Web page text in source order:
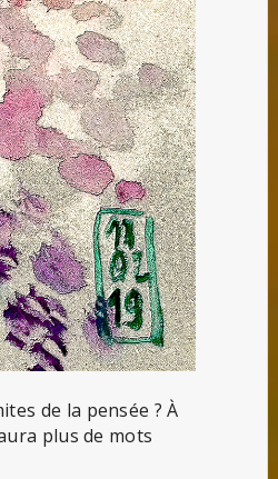
de la pensée ? À
plus de mots